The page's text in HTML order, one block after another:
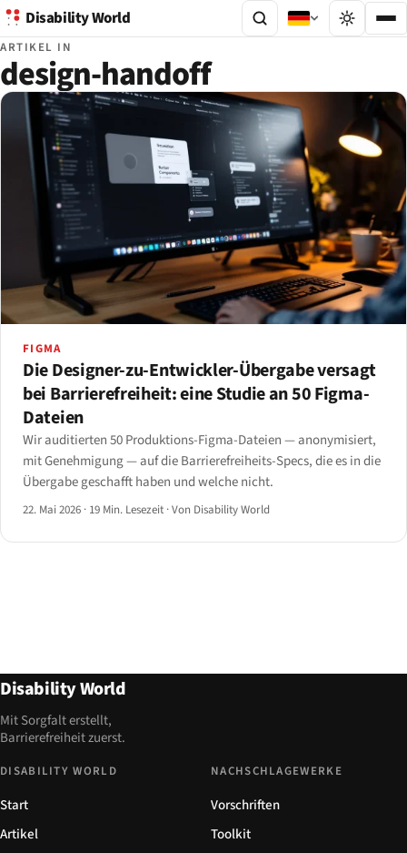
Disability World
ARTIKEL IN
design-handoff
FIGMA
Die Designer-zu-Entwickler-Übergabe versagt
bei Barrierefreiheit: eine Studie an 50 Figma-
Dateien
Wir auditierten 50 Produktions-Figma-Dateien — anonymisiert,
mit Genehmigung — auf die Barrierefreiheits-Specs, die es in die
Übergabe geschafft haben und welche nicht.
22. Mai 2026 · 19 Min. Lesezeit ·Von Disability World
Disability World
Mit Sorgfalt erstellt,
Barrierefreiheit zuerst.
DISABILITY WORLD
Start
Artikel
NACHSCHLAGEWERKE
Vorschriften
Toolkit